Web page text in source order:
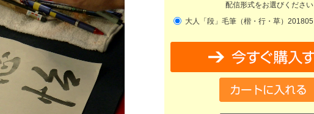
配信形式をお選びください
大人「段」毛筆（楷・行・草）201805